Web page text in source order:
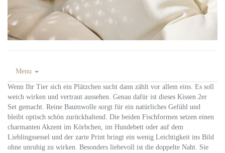
Menu
Wenn Ihr Tier sich ein Plätzchen sucht dann zählt vor allem eins. Es soll
weich wirken und vertraut aussehen. Genau dafür ist dieses Kissen 2er
Set gemacht. Reine Baumwolle sorgt für ein natürliches Gefühl und
bleibt optisch schön zurückhaltend. Die beiden Fischformen setzen einen
charmanten Akzent im Körbchen, im Hundebett oder auf dem
Lieblingssessel und der zarte Print bringt ein wenig Leichtigkeit ins Bild
ohne unruhig zu wirken. Besonders liebevoll ist die doppelte Naht. Sie